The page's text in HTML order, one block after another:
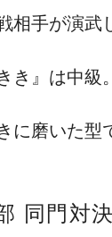
相手が演武
き』は中級。
に磨いた型
同門対